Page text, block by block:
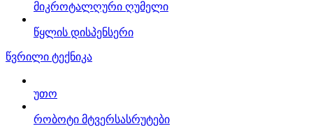
მიკროტალღური ღუმელი
წყლის დისპენსერი
წვრილი ტექნიკა
უთო
რობოტი მტვერსასრუტები